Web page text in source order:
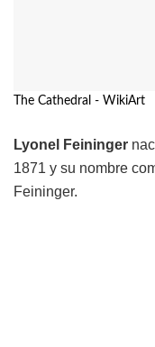
The Cathedral - WikiArt
Lyonel Feininger
1871 y su nombre
Feininger.